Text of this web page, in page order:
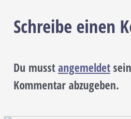
Schreibe einen
Du musstangemeldet
Kommentar abzugeben.